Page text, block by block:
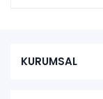
KURUMSAL